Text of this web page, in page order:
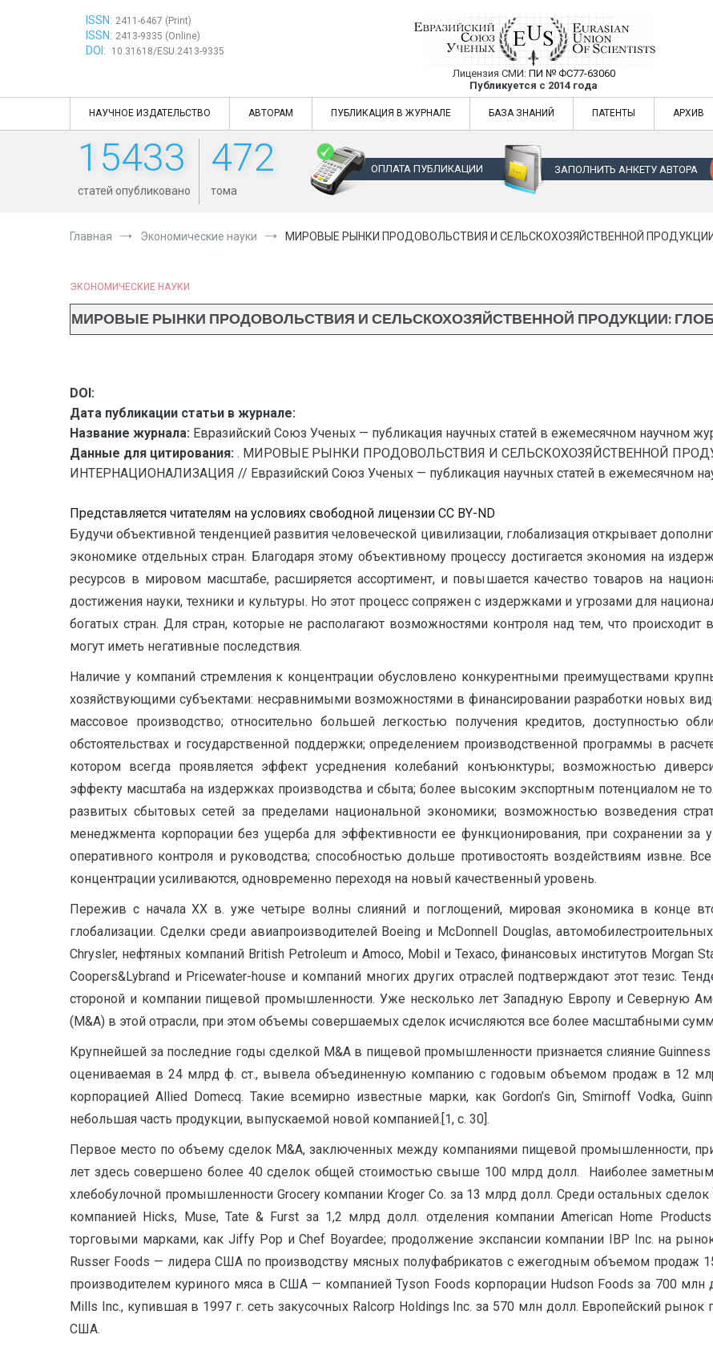
ISSN: 2411-6467 (Print)
ISSN: 2413-9335 (Online)
DOI: 10.31618/ESU.2413-9335
Евразийский Союз Ученых —
Лицензия СМИ: ПИ № ФС77-63060
Публикуется с 2014 года
Евразийский Союз Ученых — публикация научных статей в
НАУЧНОЕ ИЗДАТЕЛЬСТВО АВТОРАМ ПУБЛИКАЦИЯ В ЖУРНАЛЕ БАЗА ЗНАНИЙ ПАТЕНТЫ АРХИВ
15433
статей опубликовано
472
тома
ОПЛАТА ПУБЛИКАЦИИ ЗАПОЛНИТЬ АНКЕТУ АВТОРА
Главная Экономические науки МИРОВЫЕ РЫНКИ ПРОДОВОЛЬСТВИЯ И СЕЛЬСКОХОЗЯЙСТВЕННОЙ
ЭКОНОМИЧЕСКИЕ НАУКИ
МИРОВЫЕ РЫНКИ ПРОДОВОЛЬСТВИЯ И СЕЛЬСКОХОЗЯЙСТВЕННОЙ ПРОДУКЦИИ:
DOI:
Дата публикации статьи в журнале:
Название журнала: Евразийский Союз Ученых — публикация научных статей в ежемесячном научном
Данные для цитирования: . МИРОВЫЕ РЫНКИ ПРОДОВОЛЬСТВИЯ И СЕЛЬСКОХОЗЯЙСТВЕННОЙ
ИНТЕРНАЦИОНАЛИЗАЦИЯ // Евразийский Союз Ученых — публикация научных статей в ежемесячном
Представляется читателям на условиях свободной лицензии CC BY-ND
Будучи объективной тенденцией развития человеческой цивилизации, глобализация открывает
экономике отдельных стран. Благодаря этому объективному процессу достигается экономия на
ресурсов в мировом масштабе, расширяется ассортимент, и повышается качество товаров на
достижения науки, техники и культуры. Но этот процесс сопряжен с издержками и угрозами для
богатых стран. Для стран, которые не располагают возможностями контроля над тем, что
могут иметь негативные последствия.
Наличие у компаний стремления к концентрации обусловлено конкурентными преимуществами
хозяйствующими субъектами: несравнимыми возможностями в финансировании разработки новых
массовое производство; относительно большей легкостью получения кредитов, доступностью
обстоятельствах и государственной поддержки; определением производственной программы в
котором всегда проявляется эффект усреднения колебаний конъюнктуры; возможностью
эффекту масштаба на издержках производства и сбыта; более высоким экспортным потенциалом не
развитых сбытовых сетей за пределами национальной экономики; возможностью возведения
менеджмента корпорации без ущерба для эффективности ее функционирования, при сохранении
оперативного контроля и руководства; способностью дольше противостоять воздействиям извне.
концентрации усиливаются, одновременно переходя на новый качественный уровень.
Пережив с начала ХХ в. уже четыре волны слияний и поглощений, мировая экономика в конце
глобализации. Сделки среди авиапроизводителей Boeing и McDonnell Douglas,
Chrysler, нефтяных компаний British Petroleum и Amoco, Mobil и Texaco, финансовых институтов Morgan
Coopers&Lybrand и Pricewater-house и компаний многих других отраслей подтверждают этот тезис.
стороной и компании пищевой промышленности. Уже несколько лет Западную Европу и Северную
(M&A) в этой отрасли, при этом объемы совершаемых сделок исчисляются все более масштабными
Крупнейшей за последние годы сделкой M&A в пищевой промышленности признается слияние
оцениваемая в 24 млрд ф. ст., вывела объединенную компанию с годовым объемом продаж в 12
корпорацией Allied Domecq. Такие всемирно известные марки, как Gordon’s Gin, Smirnoff Vodka,
небольшая часть продукции, выпускаемой новой компанией.[1, с. 30].
Первое место по объему сделок M&A, заключенных между компаниями пищевой промышленности,
лет здесь совершено более 40 сделок общей стоимостью свыше 100 млрд долл. Наиболее заметным
хлебобулочной промышленности Grocery компании Kroger Co. за 13 млрд долл. Среди остальных
компанией Hicks, Muse, Tate & Furst за 1,2 млрд долл. отделения компании American Home
торговыми марками, как Jiffy Pop и Chef Boyardee; продолжение экспансии компании IBP Inc. на
Russer Foods — лидера США по производству мясных полуфабрикатов с ежегодным объемом продаж
производителем куриного мяса в США — компанией Tyson Foods корпорации Hudson Foods за 700 млн
Mills Inc., купившая в 1997 г. сеть закусочных Ralcorp Holdings Inc. за 570 млн долл. Европейский
США.